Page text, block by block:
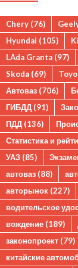
Chery (76)
Hyundai (105)
LAda Granta (97)
Skoda (69)
Автоваз (706)
ГИБДД (91)
ПДД (136)
Статистика и
УАЗ (85)
автоваз (88)
авторынок (227)
водительское
вождение (189)
законопроект (79)
китайские